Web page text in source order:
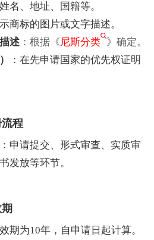
名、地址、国籍等。
商标的图片或文字描述。
述 ：根据《尼斯分类
》确定。
：在先申请国家的优先权证明
程
：申请提交、形式审查、实质审
发放等环节。
期为10年，自申请日起计算。